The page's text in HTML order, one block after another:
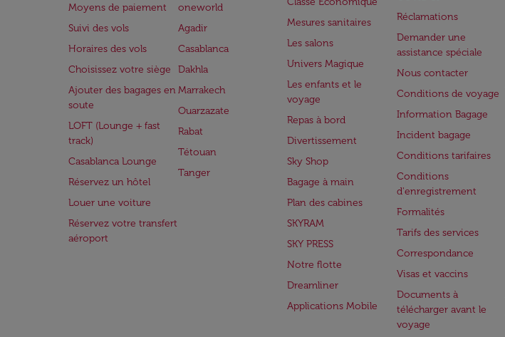
Moyens de paiement
Suivi des vols
Horaires des vols
Choisissez votre siège
Ajouter des bagages en
soute
LOFT (Lounge + fast
track)
Casablanca Lounge
Réservez un hôtel
Louer une voiture
Réservez votre transfert
aéroport
oneworld
Agadir
Casablanca
Dakhla
Marrakech
Ouarzazate
Rabat
Tétouan
Tanger
Mesures sanitaires
Les salons
Univers Magique
Les enfants et le
voyage
Repas à bord
Divertissement
Sky Shop
Bagage à main
Plan des cabines
SKYRAM
SKY PRESS
Notre flotte
Dreamliner
Applications Mobile
Réclamations
Demander une
assistance spéciale
Nous contacter
Conditions de voyage
Information Bagage
Incident bagage
Conditions tarifaires
Conditions
d'enregistrement
Formalités
Tarifs des services
Correspondance
Visas et vaccins
Documents à
télécharger avant le
voyage